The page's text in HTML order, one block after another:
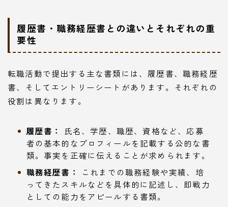
履歴書・職務経歴書との違いとそれぞれの重
要性
転職活動で提出する主な書類には、履歴書、職務経歴
書、そしてエントリーシートがあります。それぞれの
役割は異なります。
履歴書：
氏名、学歴、職歴、資格など、応募
者の基本的なプロフィールを記載する公的な書
類。事実を正確に伝えることが求められます。
職務経歴書：
これまでの職務経験や実績、培
ってきたスキルなどを具体的に記述し、即戦力
としての能力をアピールする書類。